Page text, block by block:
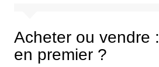
Acheter ou vendre
en premier ?